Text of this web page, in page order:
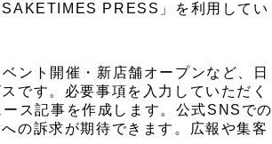
PRESS」を利用してい
ント開催・新店舗オープンなど、日
です。必要事項を入力していただく
ス記事を作成します。公式SNSでの
の訴求が期待できます。広報や集客